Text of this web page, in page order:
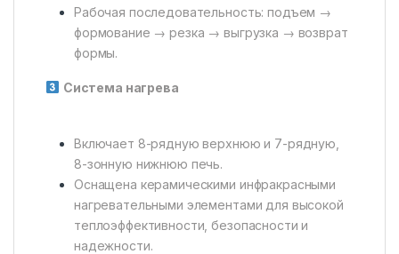
Рабочая последовательность: подъем →
формование → резка → выгрузка → возврат
формы.
Система нагрева
Включает 8-рядную верхнюю и 7-рядную,
8-зонную нижнюю печь.
Оснащена керамическими инфракрасными
нагревательными элементами для высокой
теплоэффективности, безопасности и
надежности.